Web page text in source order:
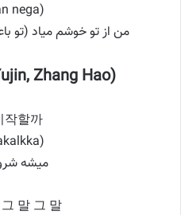
(joa nan nega)
من از تو خوشم میاد (تو
(Verse 1: Han Yujin, Zhang Hao)
작할까
(uri sijakalkka)
میشه
말 그 말